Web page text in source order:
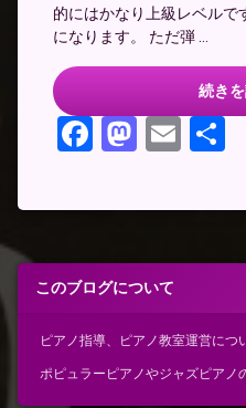
的にはかなり上級レベルで
になります。 ただ弾 …
続き
Facebook
Email
このブログについて
ピアノ指導、ピアノ教室運営につ
ポピュラーピアノやジャズピアノ